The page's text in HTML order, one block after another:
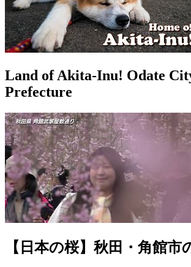
Land of Akita-Inu! Odate
Prefecture
【日本の桜】秋田・角館市